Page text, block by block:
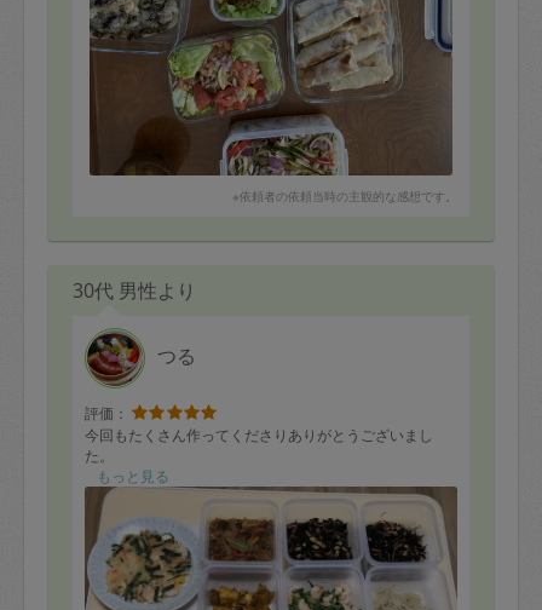
※依頼者の依頼当時の主観的な感想です。
30代 男性より
つる
評価：
今回もたくさん作ってくださりありがとうございまし
た。
もっと見る